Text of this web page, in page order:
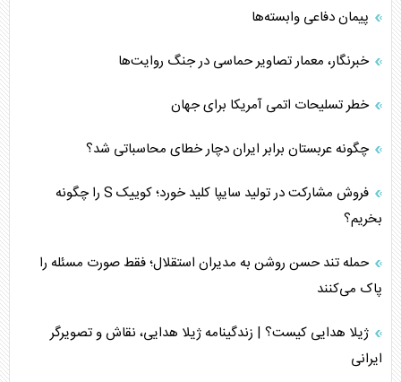
پیمان دفاعی‌ وابسته‌ها
خبرنگار، معمار تصاویر حماسی در جنگ روایت‌ها
خطر تسلیحات اتمی آمریکا برای جهان
چگونه عربستان برابر ایران دچار خطای محاسباتی شد؟
فروش مشارکت در تولید سایپا کلید خورد؛ کوییک S را چگونه
بخریم؟
حمله تند حسن روشن به مدیران استقلال؛ فقط صورت مسئله را
پاک می‌کنند
ژیلا هدایی کیست؟ | زندگینامه ژیلا هدایی، نقاش و تصویرگر
ایرانی